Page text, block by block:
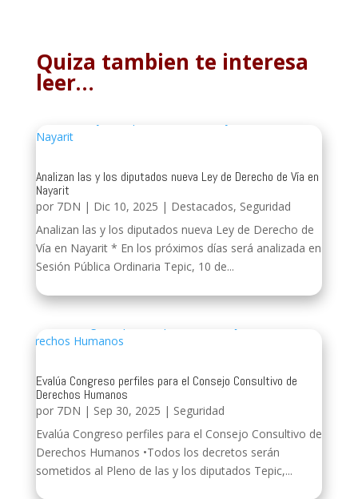
Quiza tambien te interesa
leer…
Analizan las y los diputados nueva Ley de Derecho de Vía en
Nayarit
por 7DN | Dic 10, 2025 | Destacados, Seguridad
Analizan las y los diputados nueva Ley de Derecho de
Vía en Nayarit * En los próximos días será analizada en
Sesión Pública Ordinaria Tepic, 10 de...
Evalúa Congreso perfiles para el Consejo Consultivo de
Derechos Humanos
por 7DN | Sep 30, 2025 | Seguridad
Evalúa Congreso perfiles para el Consejo Consultivo de
Derechos Humanos •Todos los decretos serán
sometidos al Pleno de las y los diputados Tepic,...